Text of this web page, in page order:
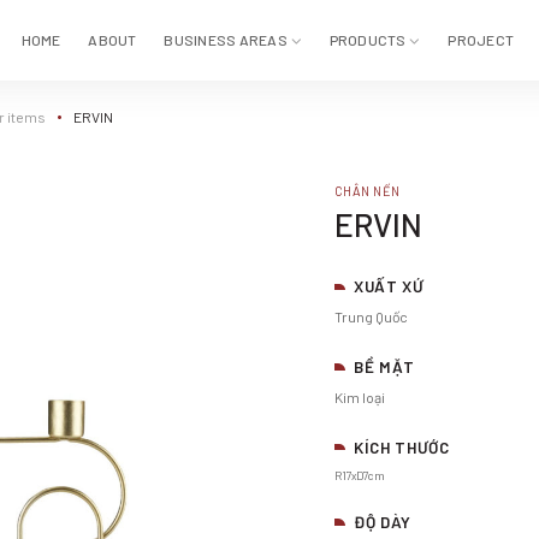
HOME ABOUT BUSINESS AREAS PRODUCTS PROJECT
items ERVIN
CHÂN NẾN
ERVIN
XUẤT XỨ
Trung Quốc
BỀ MẶT
Kim loại
KÍCH THƯỚC
R17xD7cm
ĐỘ DÀY